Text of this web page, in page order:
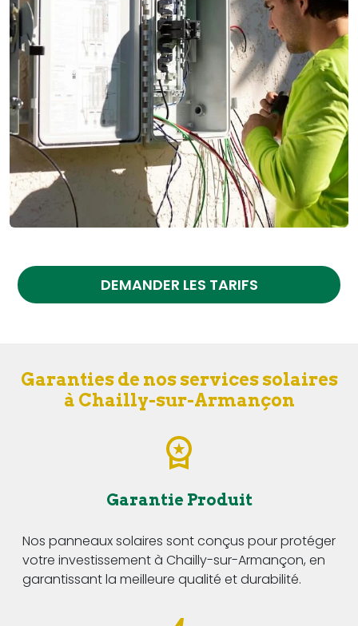
DEMANDER LES TARIFS
Garanties de nos services solaires
à Chailly-sur-Armançon
Garantie Produit
Nos panneaux solaires sont conçus pour protéger
votre investissement à Chailly-sur-Armançon, en
garantissant la meilleure qualité et durabilité.